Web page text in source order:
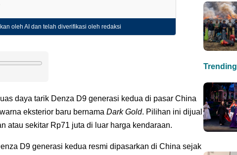
oleh AI dan telah diverifikasi oleh redaksi
daya tarik Denza D9 generasi kedua di pasar China
eksterior baru bernama Dark Gold. Pilihan ini dijual
atau sekitar Rp71 juta di luar harga kendaraan.
D9 generasi kedua resmi dipasarkan di China sejak
Trending